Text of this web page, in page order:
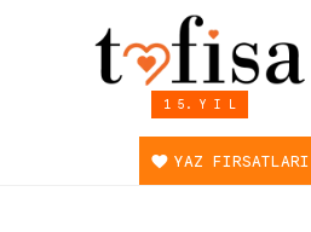
1 5. Y I L
YAZ FIRSATLARI